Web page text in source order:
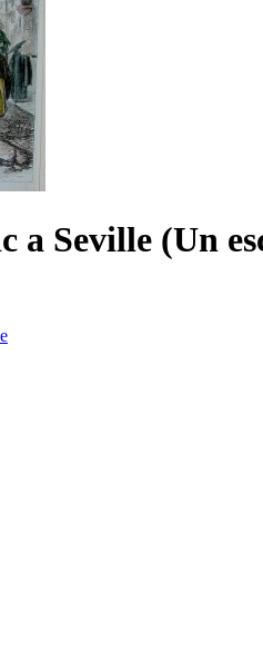
a Seville (Un